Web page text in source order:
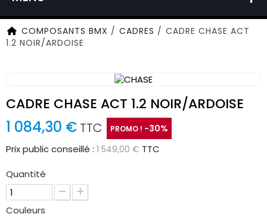
COMPOSANTS BMX / CADRES / CADRE CHASE ACT
1.2 NOIR/ARDOISE
CADRE CHASE ACT 1.2 NOIR/ARDOISE
1 084,30 € TTC PROMO ! -30%
Prix public conseillé : 1 549,00 € TTC
Quantité
Couleurs